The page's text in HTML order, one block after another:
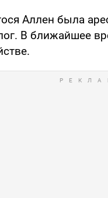
Аллен была
В ближайшее